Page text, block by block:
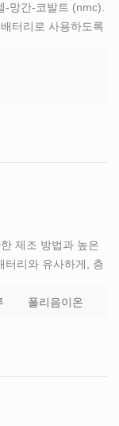
-망간-코발트 (nmc).
터리로 사용하도록
전류를 제공 할 수
nmc는 용량이
이 감소하고 사이
는 결함이 있습니다.
은 니켈과 망간의
제조 방법과 높은
터리와 유사하게, 층
안 블루 프러시안
확산을 방해하고 물
폴리음이온